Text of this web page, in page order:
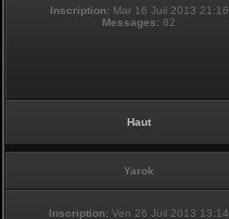
Inscription: Mar 16 Juil 2013 21:16
Messages: 82
Haut
Yarok
Inscription: Ven 26 Juil 2013 13:14